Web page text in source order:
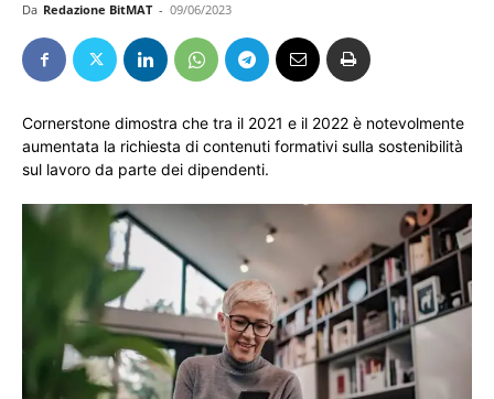
Da Redazione BitMAT - 09/06/2023
Cornerstone dimostra che tra il 2021 e il 2022 è notevolmente
aumentata la richiesta di contenuti formativi sulla sostenibilità
sul lavoro da parte dei dipendenti.